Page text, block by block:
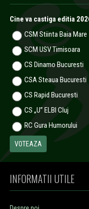
Cine va castiga editia
CSM Stiinta Baia Mare
SCM USV Timisoara
CS Dinamo Bucuresti
CSA Steaua Bucuresti
CS Rapid Bucuresti
CS „U” ELBI Cluj
RC Gura Humorului
INFORMATII UTILE